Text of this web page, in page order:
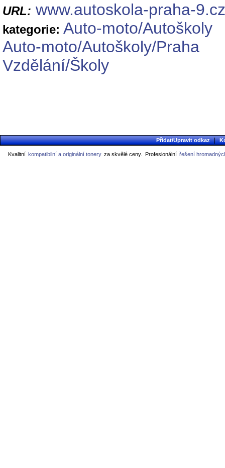
URL: www.autoskola-praha-9.cz
kategorie: Auto-moto/Autoškoly
Auto-moto/Autoškoly/Praha
Vzdělání/Školy
Přidat/Upravit odkaz |
Kvalitní kompatibilní a originální tonery za skvělé ceny. Profesionální řešení